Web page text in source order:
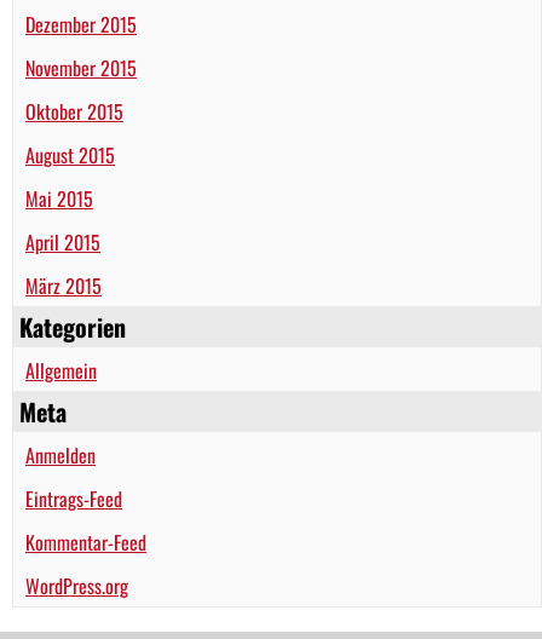
Dezember 2015
November 2015
Oktober 2015
August 2015
Mai 2015
April 2015
März 2015
Kategorien
Allgemein
Meta
Anmelden
Eintrags-Feed
Kommentar-Feed
WordPress.org